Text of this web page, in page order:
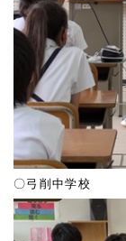
〇弓削中学校